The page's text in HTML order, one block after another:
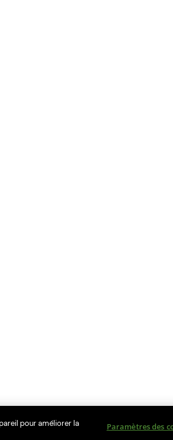
pour améliorer la
Paramètres des